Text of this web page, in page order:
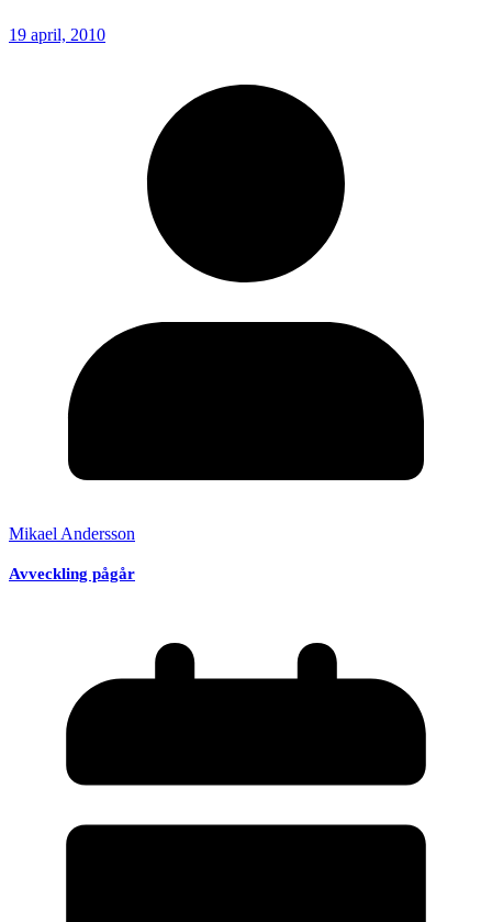
19 april, 2010
Mikael Andersson
Avveckling pågår